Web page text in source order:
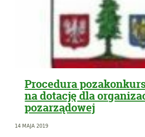
Procedura
na dotację dla
pozarządowej
14 MAJA 2019